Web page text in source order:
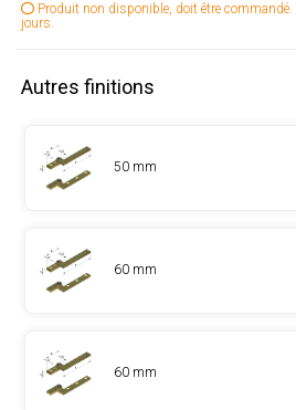
Produit non disponible, doit être commandé.
jours.
Autres finitions
50 mm
60 mm
60 mm